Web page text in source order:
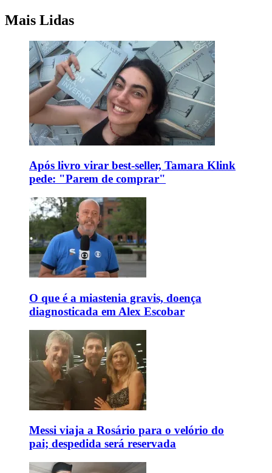
Mais Lidas
Após livro virar best-seller, Tamara Klink
pede: "Parem de comprar"
O que é a miastenia gravis, doença
diagnosticada em Alex Escobar
Messi viaja a Rosário para o velório do
pai; despedida será reservada